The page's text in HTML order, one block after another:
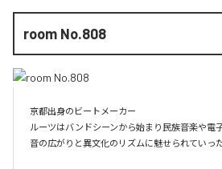
room No.808
京都出身のビートメーカー
ルーツはバンドシーンから始まり民族音楽や電
音の広がりと異文化のリズムに魅せられていった